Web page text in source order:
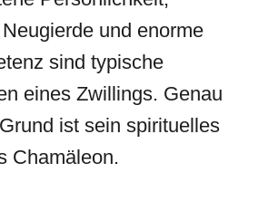
und enorme
sind typische
eines Zwillings. Genau
ist sein spirituelles
Chamäleon.